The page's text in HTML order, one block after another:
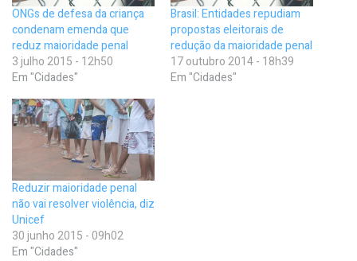
ONGs de defesa da criança
condenam emenda que
reduz maioridade penal
3 julho 2015 - 12h50
Em "Cidades"
Brasil: Entidades repudiam
propostas eleitorais de
redução da maioridade penal
17 outubro 2014 - 18h39
Em "Cidades"
Reduzir maioridade penal
não vai resolver violência, diz
Unicef
30 junho 2015 - 09h02
Em "Cidades"